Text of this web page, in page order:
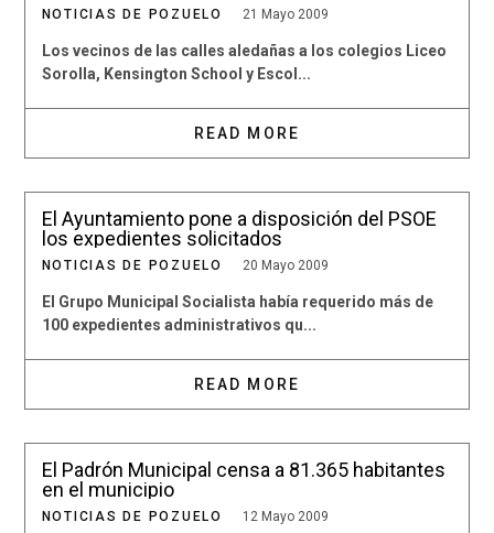
NOTICIAS DE POZUELO 21 Mayo 2009
Los vecinos de las calles aledañas a los colegios Liceo
Sorolla, Kensington School y Escol...
READ MORE
El Ayuntamiento pone a disposición del PSOE
los expedientes solicitados
NOTICIAS DE POZUELO 20 Mayo 2009
El Grupo Municipal Socialista había requerido más de
100 expedientes administrativos qu...
READ MORE
El Padrón Municipal censa a 81.365 habitantes
en el municipio
NOTICIAS DE POZUELO 12 Mayo 2009